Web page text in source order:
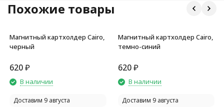
Похожие товары
Магнитный картхолдер Cairo,
черный
620₽
В наличии
Доставим 9 августа
Магнитный картхолдер Cairo,
темно-синий
620 ₽
В наличии
Доставим 9 августа